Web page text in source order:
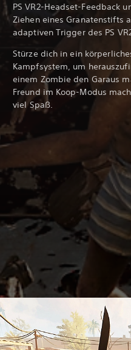
PS VR2-Headset-Feedback
Ziehen eines Granatenstifts
adaptiven Trigger des PS
Stürze dich in ein
Kampfsystem, um
einem Zombie den Garaus
Freund im Koop-Modus
viel Spaß.